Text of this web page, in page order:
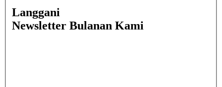
Langgani
Newsletter Bulanan Kami